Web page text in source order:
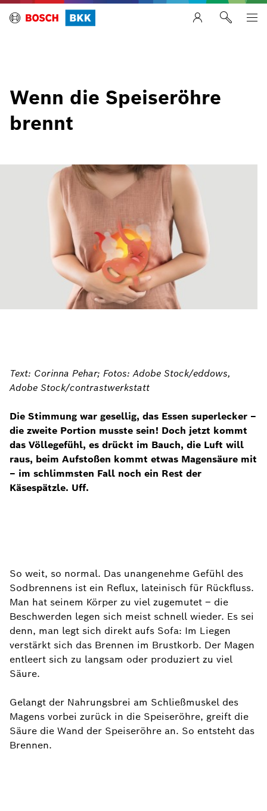
Wenn die Speiseröhre
brennt
Text: Corinna Pehar; Fotos: Adobe Stock/eddows,
Adobe Stock/contrastwerkstatt
Die Stimmung war gesellig, das Essen superlecker –
die zweite Portion musste sein! Doch jetzt kommt
das Völlegefühl, es drückt im Bauch, die Luft will
raus, beim Aufstoßen kommt etwas Magensäure mit
– im schlimmsten Fall noch ein Rest der
Käsespätzle. Uff.
So weit, so normal. Das unangenehme Gefühl des
Sodbrennens ist ein Reflux, lateinisch für Rückfluss.
Man hat seinem Körper zu viel zugemutet – die
Beschwerden legen sich meist schnell wieder. Es sei
denn, man legt sich direkt aufs Sofa: Im Liegen
verstärkt sich das Brennen im Brustkorb. Der Magen
entleert sich zu langsam oder produziert zu viel
Säure.
Gelangt der Nahrungsbrei am Schließmuskel des
Magens vorbei zurück in die Speiseröhre, greift die
Säure die Wand der Speiseröhre an. So entsteht das
Brennen.